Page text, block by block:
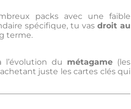
packs avec une faible
spécifique, tu vasdroit au
terme.
l’évolution du métagame(les
juste les cartes clés qui